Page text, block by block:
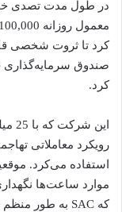
کرد.
رویکرد معاملاتی